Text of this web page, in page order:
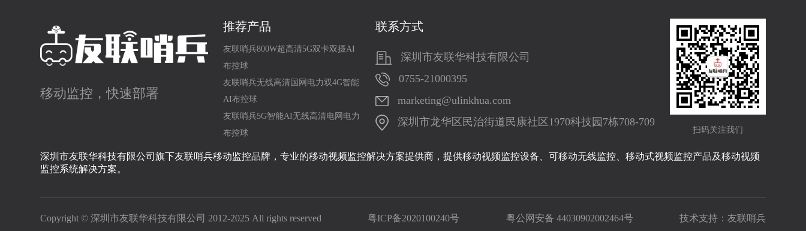
移动监控，快速部署
推荐产品
友联哨兵800W超高清5G双卡双摄AI
布控球
友联哨兵无线高清国网电力双4G智能
AI布控球
友联哨兵5G智能AI无线高清电网电力
布控球
联系方式
深圳市友联华科技有限公司
0755-21000395
marketing@ulinkhua.com
深圳市龙华区民治街道民康社区1970科技园7栋708-709
扫码关注我们
深圳市友联华科技有限公司旗下友联哨兵移动监控品牌，专业的移动视频监控解决方案提供商，提供移动视频监控设备、可移动无线监控、移动式视频监控产品及移动视频
监控系统解决方案。
Copyright © 深圳市友联华科技有限公司 2012-2025 All rights reserved 粤ICP备2020100240号 粤公网安备 44030902002464号 技术支持： 友联哨兵